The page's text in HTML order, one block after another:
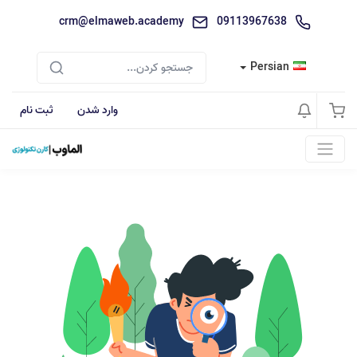
09113967638
crm@elmaweb.academy
Persian
وارد شدن ثبت نام